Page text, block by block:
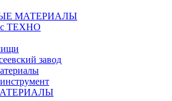
МАТЕРИАЛЫ
ТЕХНО
завод